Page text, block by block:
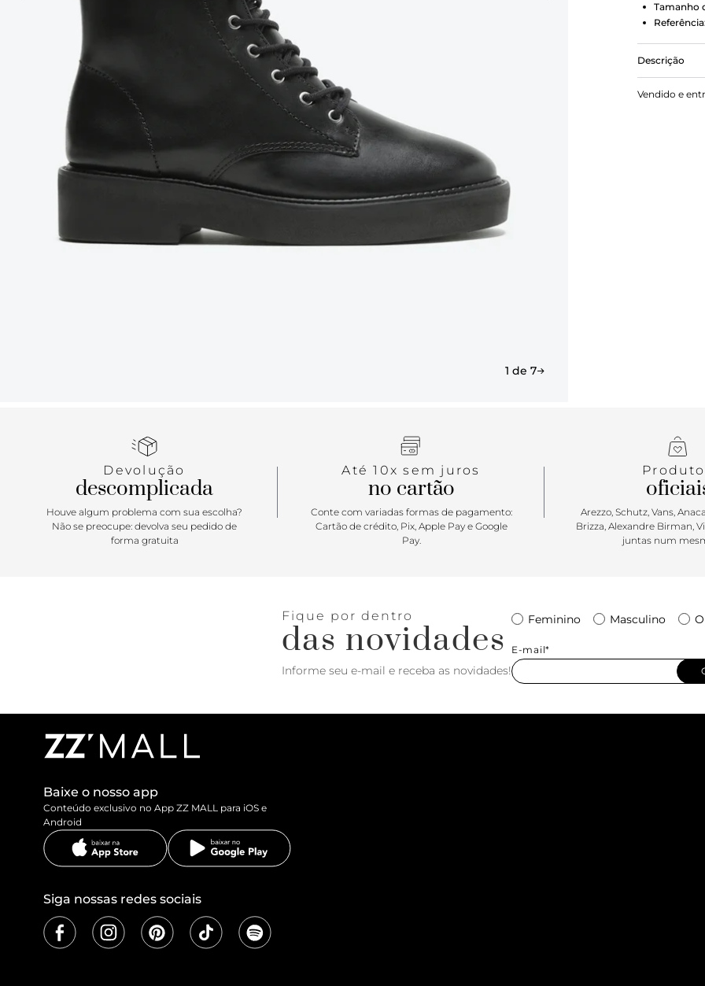
1 de 7
Tamanho
Referência:
Descrição
Com um
construção
Vendido e
Devolução
descomplicada
Houve algum problema com sua escolha?
Não se preocupe: devolva seu pedido de
forma gratuita
Até 10x sem juros
no cartão
Conte com variadas formas de pagamento:
Cartão de crédito, Pix, Apple Pay e Google
Pay.
Arezzo, Schutz, Vans,
Brizza, Alexandre Birman,
juntas num
Fique por dentro
das novidades
Informe seu e-mail e receba as novidades!
Feminino Masculino
E-mail*
Baixe o nosso app
Conteúdo exclusivo no App ZZ MALL para iOS e
Android
Siga nossas redes sociais